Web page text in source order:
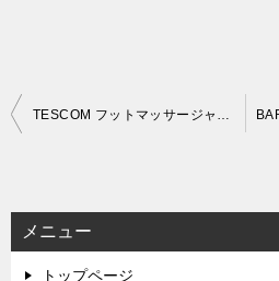
投
ビ
ゲ
メニュー
トップページ